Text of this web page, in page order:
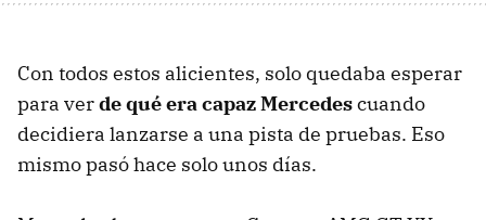
Con todos estos alicientes, solo quedaba esperar
para verde qué era capaz Mercedescuando
decidiera lanzarse a una pista de pruebas. Eso
mismo pasó hace solo unos días.